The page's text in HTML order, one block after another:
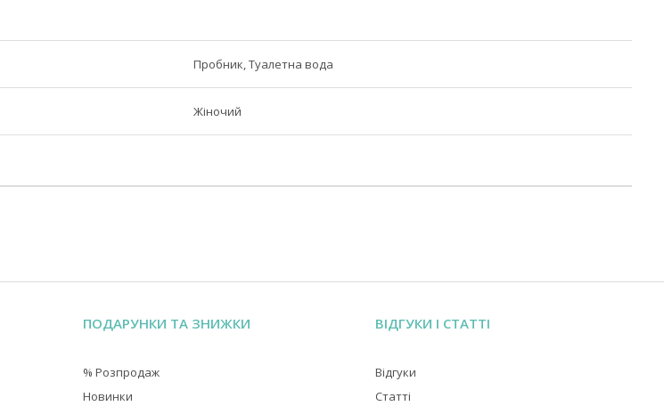
Пробник, Туалетна вода
Жіночий
ПОДАРУНКИ ТА ЗНИЖКИ
% Розпродаж
Новинки
ВІДГУКИ І СТАТТІ
Відгуки
Статті